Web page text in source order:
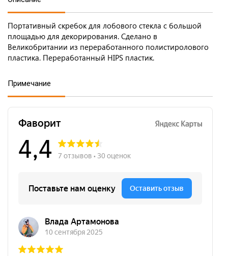
Портативный скребок для лобового стекла с большой
площадью для декорирования. Сделано в
Великобритании из переработанного полистиролового
пластика. Переработанный HIPS пластик.
Примечание